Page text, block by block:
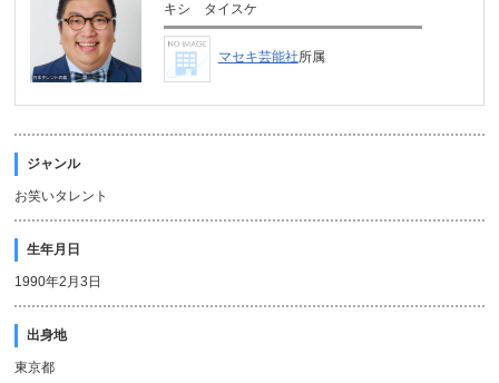
キシ タイスケ
マセキ芸能社所属
ジャンル
お笑いタレント
生年月日
1990年2月3日
出身地
東京都